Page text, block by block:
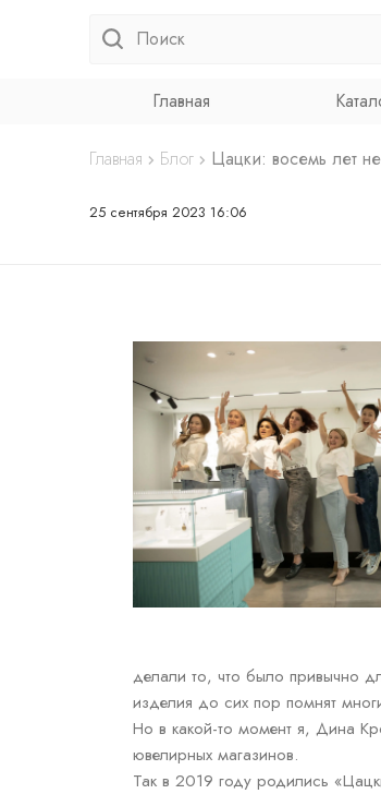
Главная
Главная Блог Цацки: восемь лет
25 сентября 2023 16:06
делали то, что было привычно
изделия до сих пор помнят
Но в какой-то момент я, Дина
ювелирных магазинов.
Так в 2019 году родились